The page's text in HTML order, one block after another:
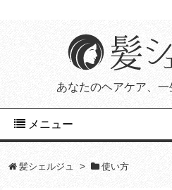
あなたのヘアケア、一
メニュー
髪シェルジュ > 使い方